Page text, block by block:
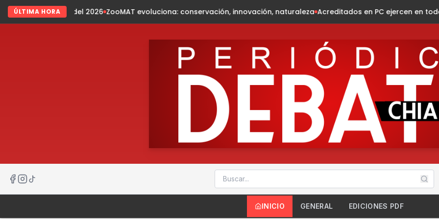
ÚLTIMA HORA
2026 ZooMAT evoluciona: conservación, innovación, naturaleza Acreditados en PC ejercen en todo el estado
INICIO GENERAL EDICIONES PDF